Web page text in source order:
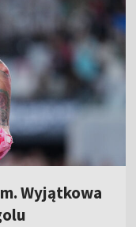
Wyjątkowa